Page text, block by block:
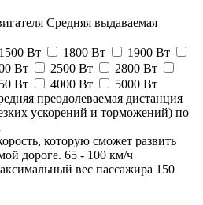
Средняя выдаваемая
1500 Вт 1800 Вт
1900 Вт
Вт 2500 Вт
2800 Вт
Вт 4000 Вт
5000 Вт
преодолеваемая дистанция
ускорений и торможений) по
которую сможет развить
дороге. 65 - 100 км/ч
вес пассажира 150